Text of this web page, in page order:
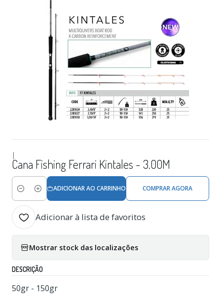
|
Cana Fishing Ferrari Kintales - 3.00M
Quantidade
ADICIONAR AO CARRINHO COMPRAR AGORA
Adicionar à lista de favoritos
Mostrar stock das localizações
DESCRIÇÃO
50gr - 150gr